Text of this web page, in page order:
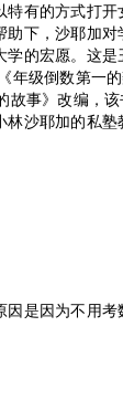
有的方式打开
下，沙耶加对
学的宏愿。这是
倒数第一的
故事》改编，
林沙耶加的私塾
是因为不用考